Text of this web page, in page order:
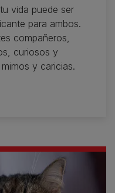
vida puede ser
para ambos.
compañeros,
curiosos y
y caricias.